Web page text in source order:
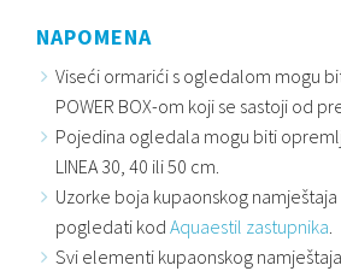
NAPOMENA
Viseći ormarići s ogledalom mogu
POWER BOX-om koji se sastoji od
Pojedina ogledala mogu biti
LINEA 30, 40 ili 50 cm.
Uzorke boja kupaonskog
pogledati kod Aquaestil zastupnika.
Svi elementi kupaonskog